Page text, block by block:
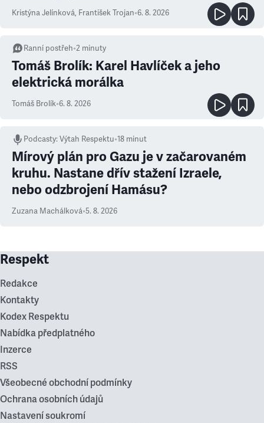
Kristýna Jelínková, František Trojan•6. 8. 2026
Ranní postřeh•2 minuty
Tomáš Brolík: Karel Havlíček a jeho
elektrická morálka
Tomáš Brolík•6. 8. 2026
Podcasty:Výtah Respektu•18 minut
Mírový plán pro Gazu je v začarovaném
kruhu. Nastane dřív stažení Izraele,
nebo odzbrojení Hamásu?
Zuzana Machálková•5. 8. 2026
Respekt
Redakce
Kontakty
Kodex Respektu
Nabídka předplatného
Inzerce
RSS
Všeobecné obchodní podmínky
Ochrana osobních údajů
Nastavení soukromí